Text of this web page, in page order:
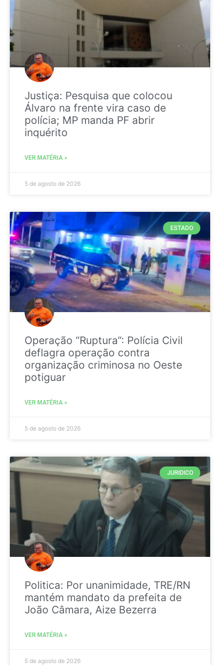
Justiça: Pesquisa que colocou
Álvaro na frente vira caso de
polícia; MP manda PF abrir
inquérito
VER MATÉRIA »
5 de agosto de 2026
ESTADO
Operação “Ruptura”: Polícia Civil
deflagra operação contra
organização criminosa no Oeste
potiguar
VER MATÉRIA »
5 de agosto de 2026
JURIDICO
Politica: Por unanimidade, TRE/RN
mantém mandato da prefeita de
João Câmara, Aize Bezerra
VER MATÉRIA »
5 de agosto de 2026